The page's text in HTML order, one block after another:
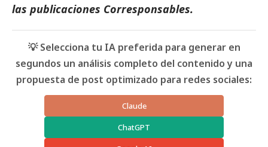
las publicaciones Corresponsables.
💡 Selecciona tu IA preferida para generar en
segundos un análisis completo del contenido y una
propuesta de post optimizado para redes sociales:
Claude
ChatGPT